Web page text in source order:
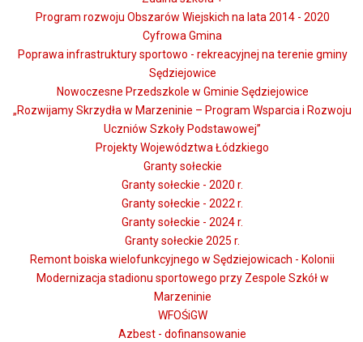
Program rozwoju Obszarów Wiejskich na lata 2014 - 2020
Cyfrowa Gmina
Poprawa infrastruktury sportowo - rekreacyjnej na terenie gminy
Sędziejowice
Nowoczesne Przedszkole w Gminie Sędziejowice
„Rozwijamy Skrzydła w Marzeninie – Program Wsparcia i Rozwoju
Uczniów Szkoły Podstawowej”
Projekty Województwa Łódzkiego
Granty sołeckie
Granty sołeckie - 2020 r.
Granty sołeckie - 2022 r.
Granty sołeckie - 2024 r.
Granty sołeckie 2025 r.
Remont boiska wielofunkcyjnego w Sędziejowicach - Kolonii
Modernizacja stadionu sportowego przy Zespole Szkół w
Marzeninie
WFOŚiGW
Azbest - dofinansowanie